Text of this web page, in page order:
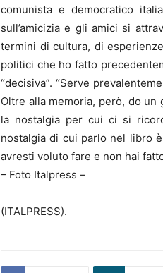
comunista e democratico
sull’amicizia e gli amici si
termini di cultura, di
politici che ho fatto
“decisiva”. “Serve
Oltre alla memoria, però, do un
la nostalgia per cui ci si
nostalgia di cui parlo nel libro
avresti voluto fare e non hai
– Foto Italpress –
(ITALPRESS).